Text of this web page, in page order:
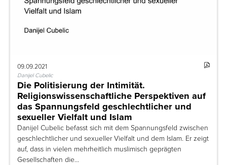
09.09.2021
Danijel Cubelic
Die Politisierung der Intimität.
Religionswissenschaftliche Perspektiven auf
das Spannungsfeld geschlechtlicher und
sexueller Vielfalt und Islam
Danijel Cubelic befasst sich mit dem Spannungsfeld zwischen
geschlechtlicher und sexueller Vielfalt und dem Islam. Er zeigt
auf, dass in vielen mehrheitlich muslimisch geprägten
Gesellschaften die…